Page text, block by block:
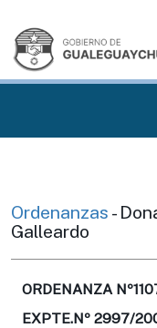
Ordenanzas -
Galleardo
ORDENANZA
EXPTE.Nº 2997/